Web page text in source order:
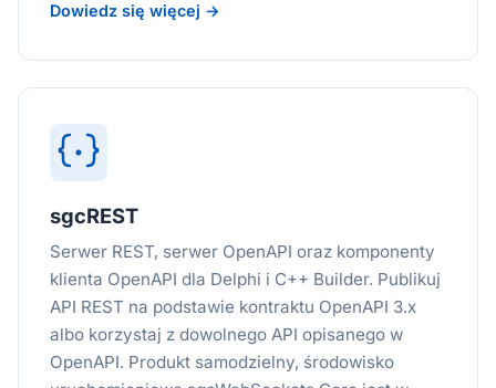
Dowiedz się więcej →
sgcREST
Serwer REST, serwer OpenAPI oraz komponenty
klienta OpenAPI dla Delphi i C++ Builder. Publikuj
API REST na podstawie kontraktu OpenAPI 3.x
albo korzystaj z dowolnego API opisanego w
OpenAPI. Produkt samodzielny, środowisko